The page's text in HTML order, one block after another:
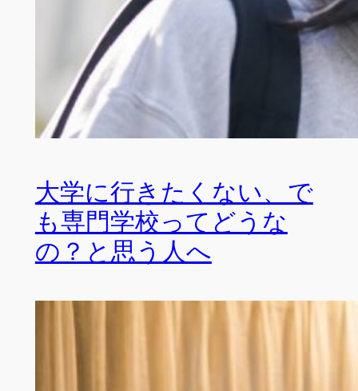
大学に行きたくない、で
も専門学校ってどうな
の？と思う人へ